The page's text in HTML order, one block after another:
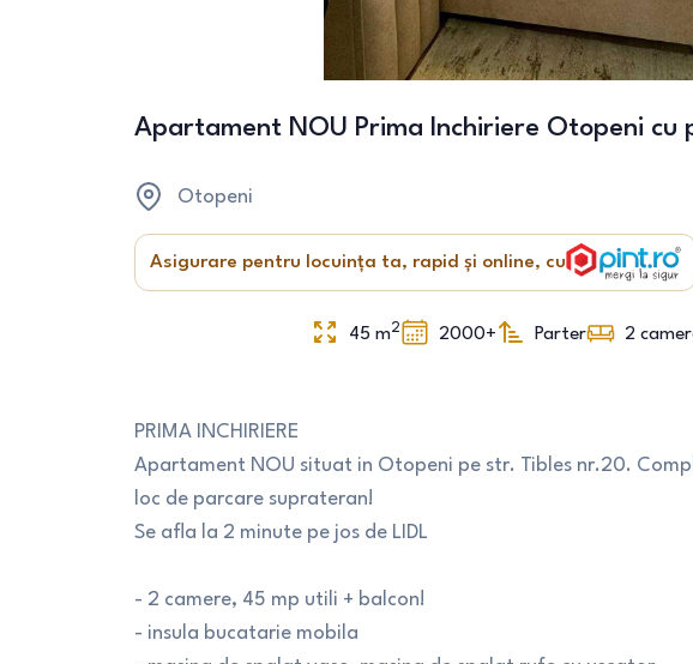
Apartament NOU Prima Inchiriere Otopeni cu
Otopeni
Asigurare pentru locuința ta, rapid și online, cu
45 m2 2000+ Parter 2
PRIMA INCHIRIERE
Apartament NOU situat in Otopeni pe str. Tibles nr.20.
loc de parcare suprateran!
Se afla la 2 minute pe jos de LIDL
- 2 camere, 45 mp utili + balcon!
- insula bucatarie mobila